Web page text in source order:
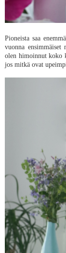
Pioneista saa
vuonna ensimmäiset
olen himoinnut koko
jos mitkä ovat